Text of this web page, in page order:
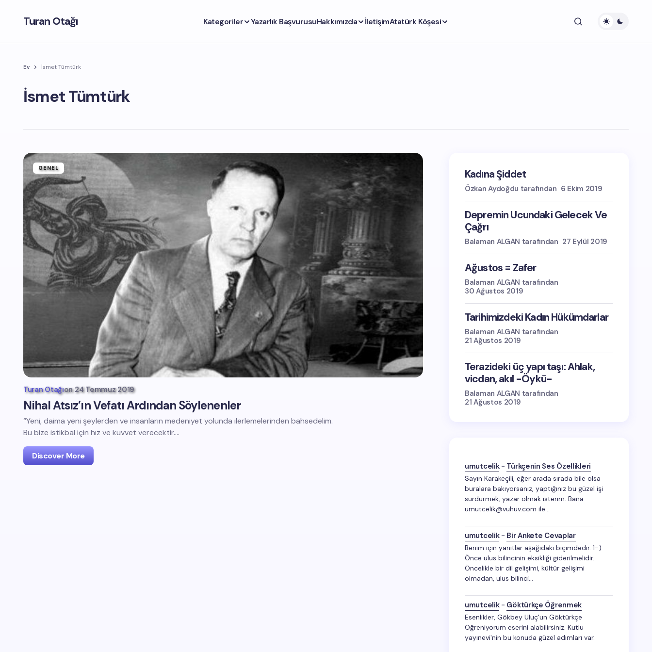
Turan Otağı Kategoriler Yazarlık BaşvurusuHakkımızda İletişimAtatürk Köşesi
Ev İsmet Tümtürk
İsmet Tümtürk
GENEL
Turan Otağıon 24 Temmuz 2019
Nihal Atsız’ın Vefatı Ardından Söylenenler
“Yeni, daima yeni şeylerden ve insanların medeniyet yolunda ilerlemelerinden bahsedelim.
Bu bize istikbal için hız ve kuvvet verecektir.…
Discover More
Kadına Şiddet
Özkan Aydoğdu tarafından 6 Ekim 2019
Depremin Ucundaki Gelecek Ve
Çağrı
Balaman ALGAN tarafından 27 Eylül 2019
Ağustos = Zafer
Balaman ALGAN tarafından
30 Ağustos 2019
Tarihimizdeki Kadın Hükümdarlar
Balaman ALGAN tarafından
21 Ağustos 2019
Terazideki üç yapı taşı: Ahlak,
vicdan, akıl -Öykü-
Balaman ALGAN tarafından
21 Ağustos 2019
umutcelik- Türkçenin Ses Özellikleri
Sayın Karakeçili, eğer arada sırada bile olsa
buralara bakıyorsanız, yaptığınız bu güzel işi
sürdürmek, yazar olmak isterim. Bana
umutcelik@vuhuv.com ile…
umutcelik- Bir Ankete Cevaplar
Benim için yanıtlar aşağıdaki biçimdedir. 1-)
Önce ulus bilincinin eksikliği giderilmelidir.
Öncelikle bir dil gelişimi, kültür gelişimi
olmadan, ulus bilinci…
umutcelik- Göktürkçe Öğrenmek
Esenlikler, Gökbey Uluç'un Göktürkçe
Öğreniyorum eserini alabilirsiniz. Kutlu
yayınevi'nin bu konuda güzel adımları var.